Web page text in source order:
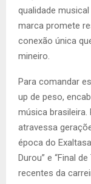
qualidade
marca promete
conexão única
mineiro.
Para comandar
up de peso,
música brasileira.
atravessa
época do
Durou” e “Final
recentes da